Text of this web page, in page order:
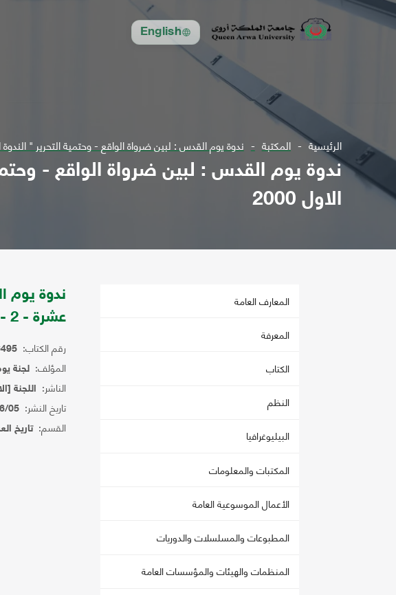
English
الرئيسية المكتبة ندوة يوم القدس : لبين ضرواة الواقع - وحتمية التحرير " الندوة الحادية عشرة -
الاول 2000
المعارف العامة
المعرفة
الكتاب
النظم
البيليوغرافيا
المكتبات والمعلومات
الأعمال الموسوعية العامة
المطبوعات والمسلسلات والدوريات
المنظمات والهيئات والمؤسسات العامة
ندوة يوم
عشرة - 2 - 4 تشرين الاول 2000
رقم الكتاب:
المؤلف: لجنة
الناشر: اللجنة
تاريخ النشر: AM
القسم:تاريخ